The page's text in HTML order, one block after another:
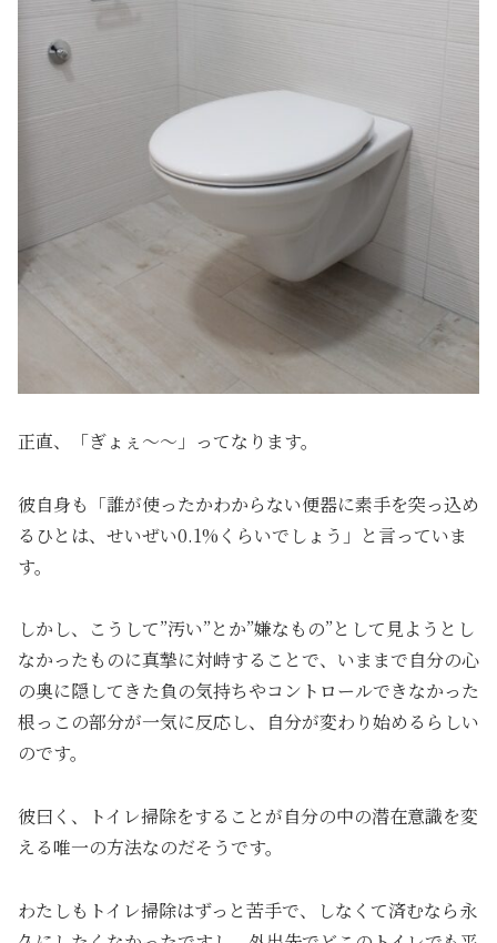
正直、「ぎょぇ〜〜」ってなります。
彼自身も「誰が使ったかわからない便器に素手を突っ込め
るひとは、せいぜい0.1%くらいでしょう」と言っていま
す。
しかし、こうして”汚い”とか”嫌なもの”として見ようとし
なかったものに真摯に対峙することで、いままで自分の心
の奥に隠してきた負の気持ちやコントロールできなかった
根っこの部分が一気に反応し、自分が変わり始めるらしい
のです。
彼曰く、トイレ掃除をすることが自分の中の潜在意識を変
える唯一の方法なのだそうです。
わたしもトイレ掃除はずっと苦手で、しなくて済むなら永